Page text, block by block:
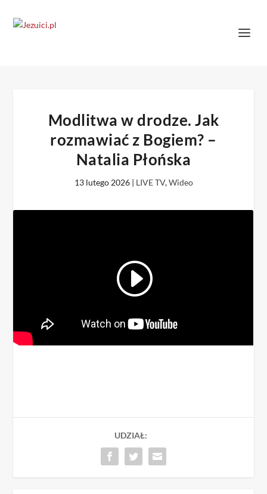
Modlitwa w drodze. Jak
rozmawiać z Bogiem? –
Natalia Płońska
13 lutego 2026| LIVE TV,Wideo
UDZIAŁ: